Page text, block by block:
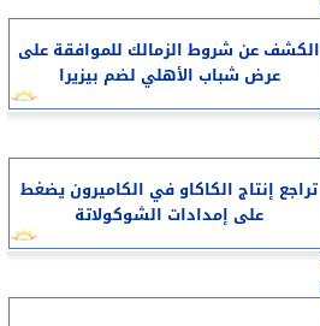
الكشف عن شروط الزمالك للموافقة على
عرض شباب الأهلي لضم بيزيرا
تراجع إنتاج الكاكاو في الكاميرون يضغط
على إمدادات الشوكولاتة